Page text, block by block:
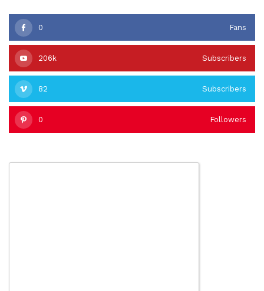
0 Fans
206k Subscribers
82 Subscribers
0 Followers